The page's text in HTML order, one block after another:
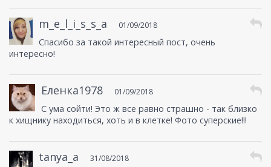
m_e_l_i_s_s_a 01/09/2018
Спасибо за такой интересный пост, очень
интересно!
Еленка1978 01/09/2018
С ума сойти! Это ж все равно страшно - так близко
к хищнику находиться, хоть и в клетке! Фото суперские!!!
tanya_a 31/08/2018